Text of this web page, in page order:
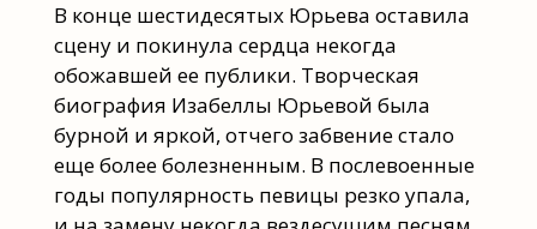
В конце шестидесятых Юрьева оставила
сцену и покинула сердца некогда
обожавшей ее публики. Творческая
биография Изабеллы Юрьевой была
бурной и яркой, отчего забвение стало
еще более болезненным. В послевоенные
годы популярность певицы резко упала,